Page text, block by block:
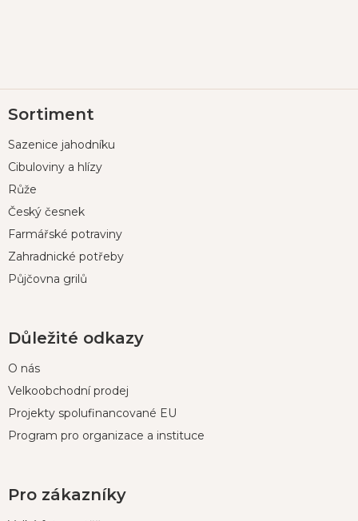
á
a
Sortiment
Sazenice jahodníku
Cibuloviny a hlízy
Růže
Český česnek
Farmářské potraviny
Zahradnické potřeby
Půjčovna grilů
Důležité odkazy
O nás
Velkoobchodní prodej
Projekty spolufinancované EU
Program pro organizace a instituce
Pro zákazníky